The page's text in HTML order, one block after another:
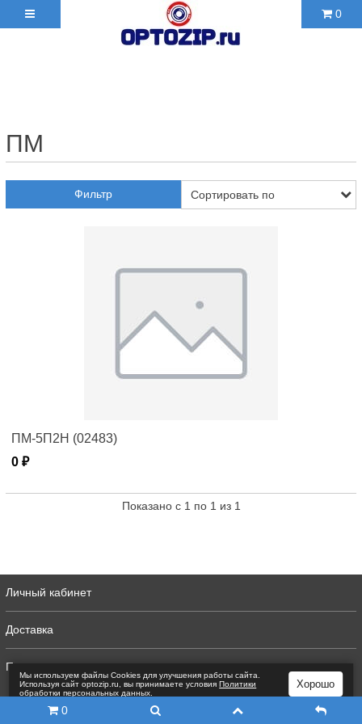
0
ПМ
Фильтр
ПМ-5П2Н (02483)
0 ₽
Показано с 1 по 1 из 1
Личный кабинет
Доставка
Полная версия
0
Мы используем файлы Сookies для улучшения работы сайта.
Используя сайт optozip.ru, вы принимаете условияПолитики
обработки персональных данных
Хорошо